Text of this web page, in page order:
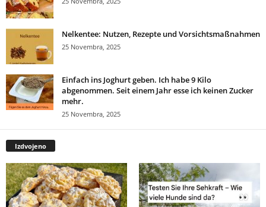
Nelkentee: Nutzen, Rezepte und Vorsichtsmaßnahmen
25 Novembra, 2025
Einfach ins Joghurt geben. Ich habe 9 Kilo
abgenommen. Seit einem Jahr esse ich keinen Zucker
mehr.
25 Novembra, 2025
Izdvojeno